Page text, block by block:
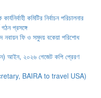
কমিটির নির্বাচন পরিচালনার
প্রসঙ্গে
নবায়ন ফি ও সমুদয় বকেয়া পরিশোধ
আইন, ২০২৬ গেজেট কপি প্রেরণ
BAIRA to travel USA)